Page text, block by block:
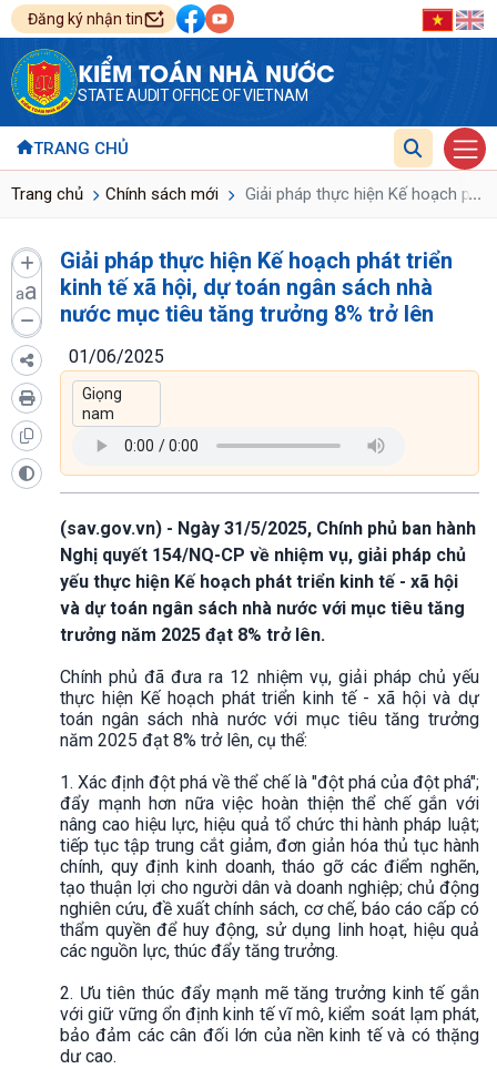
Đăng ký nhận tin
KIỂM TOÁN NHÀ NƯỚC
STATE AUDIT OFFICE OF VIETNAM
TRANG CHỦ
Trang chủ Chính sách mới Giải pháp thực hiện Kế hoạch ...
aa
Giải pháp thực hiện Kế hoạch phát triển
kinh tế xã hội, dự toán ngân sách nhà
nước mục tiêu tăng trưởng 8% trở lên
01/06/2025
(sav.gov.vn) - Ngày 31/5/2025, Chính phủ ban hành
Nghị quyết 154/NQ-CP về nhiệm vụ, giải pháp chủ
yếu thực hiện Kế hoạch phát triển kinh tế - xã hội
và dự toán ngân sách nhà nước với mục tiêu tăng
trưởng năm 2025 đạt 8% trở lên.
Chính phủ đã đưa ra 12 nhiệm vụ, giải pháp chủ yếu
thực hiện Kế hoạch phát triển kinh tế - xã hội và dự
toán ngân sách nhà nước với mục tiêu tăng trưởng
năm 2025 đạt 8% trở lên, cụ thể:
1. Xác định đột phá về thể chế là "đột phá của đột phá";
đẩy mạnh hơn nữa việc hoàn thiện thể chế gắn với
nâng cao hiệu lực, hiệu quả tổ chức thi hành pháp luật;
tiếp tục tập trung cắt giảm, đơn giản hóa thủ tục hành
chính, quy định kinh doanh, tháo gỡ các điểm nghẽn,
tạo thuận lợi cho người dân và doanh nghiệp; chủ động
nghiên cứu, đề xuất chính sách, cơ chế, báo cáo cấp có
thẩm quyền để huy động, sử dụng linh hoạt, hiệu quả
các nguồn lực, thúc đẩy tăng trưởng.
2. Ưu tiên thúc đẩy mạnh mẽ tăng trưởng kinh tế gắn
với giữ vững ổn định kinh tế vĩ mô, kiểm soát lạm phát,
bảo đảm các cân đối lớn của nền kinh tế và có thặng
dư cao.